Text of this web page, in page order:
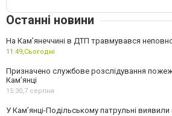
Останні новини
На Кам’янеччині в ДТП травмувався
11:49,Сьогодні
Призначено службове розслідування
Кам’янці
15:30,7 серпня
У Кам’янці-Подільському патрульні